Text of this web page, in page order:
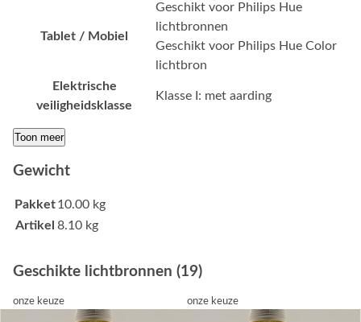
Tablet / Mobiel
Geschikt voor Philips Hue
lichtbronnen
Geschikt voor Philips Hue Color
lichtbron
Elektrische
veiligheidsklasse
Klasse I: met aarding
Toon meer
Gewicht
Pakket10.00 kg
Artikel 8.10 kg
Geschikte lichtbronnen (19)
onze keuze onze keuze